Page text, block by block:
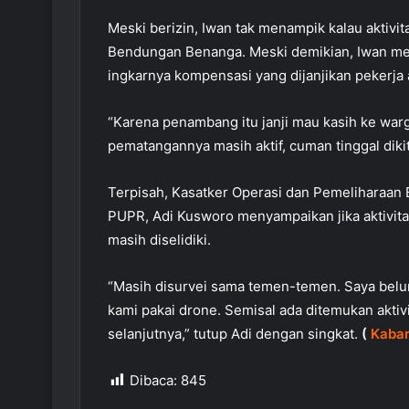
Meski berizin, Iwan tak menampik kalau
Bendungan Benanga. Meski demikian, Iwan
ingkarnya kompensasi yang dijanjikan
“Karena penambang itu janji mau kasih ke
pematangannya masih aktif, cuman tinggal
Terpisah, Kasatker Operasi dan
PUPR, Adi Kusworo menyampaikan jika
masih diselidiki.
“Masih disurvei sama temen-temen. Saya
kami pakai drone. Semisal ada ditemukan
selanjutnya,” tutup Adi dengan singkat. (
Dibaca: 845